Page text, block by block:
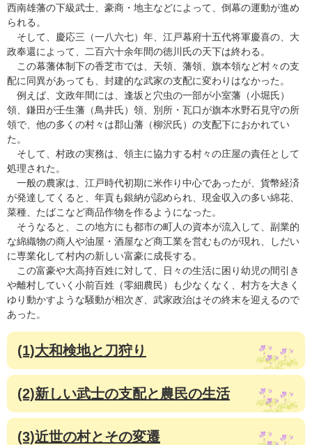
西南雄藩の下級武士、豪商・地主などによって、倒幕の運動が進め
られる。
そして、慶応三（一八六七）年、江戸幕府十五代将軍慶喜の、大
政奉還によって、二百六十余年間の徳川氏の天下は終わる。
この幕藩体制下の香芝市では、天領、藩領、旗本領など村々の支
配に同異があっても、封建的な武家の支配に変わりはなかった。
例えば、文政年間には、逢坂と穴虫の一部が小室藩（小堀氏）
領、鎌田が壬生藩（鳥井氏）領、別所・瓦口が旗本水野石見守の所
領で、他の多くの村々は郡山藩（柳沢氏）の支配下におかれてい
た。
そして、村政の実務は、領主に協力する村々の庄屋の責任として
処理された。
一般の農家は、江戸時代初期に米作り中心であったが、貨幣経済
が発達してくると、年貢も銀納が認められ、現金収入の多い綿花、
菜種、たばこなど商品作物を作るようになった。
そうなると、この地方にも都市の町人の資本が流入して、副業的
な綿織物の商人や油屋・酒屋など商工業を営むものが現れ、しだい
に専業化して村内の新しい富豪に成長する。
この富豪や大高持百姓に対して、日々の生活に困り幼児の間引き
や離村していく小前百姓（零細農民）も少なくなく、村方を大きく
ゆり動かすような騒動が相次ぎ、武家政治はその終末を迎えるので
あった。
(1)大和検地と刀狩り
(2)新しい武士の支配と農民の生活
(3)近世の村とその変遷